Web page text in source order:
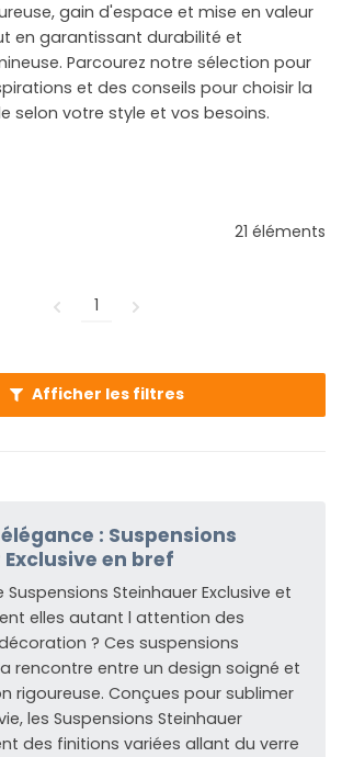
gain d'espace et mise en valeur
en garantissant durabilité et
Parcourez notre sélection pour
et des conseils pour choisir la
selon votre style et vos besoins.
21 éléments
1
Afficher les filtres
: Suspensions
en bref
Suspensions Steinhauer Exclusive et
elles autant l attention des
? Ces suspensions
rencontre entre un design soigné et
rigoureuse. Conçues pour sublimer
les Suspensions Steinhauer
des finitions variées allant du verre